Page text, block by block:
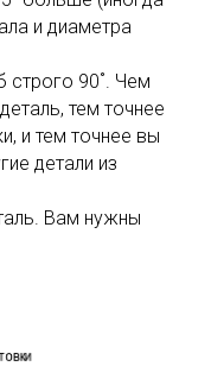
и диаметра
строго 90˚. Чем
тем точнее
и тем точнее вы
детали из
Вам нужны